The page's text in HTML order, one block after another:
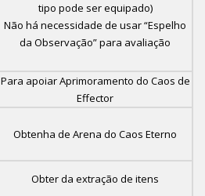
tipo pode ser equipado)
Não há necessidade de usar “Espelho
da Observação” para avaliação
Para apoiar Aprimoramento do Caos de
Effector
Obtenha de Arena do Caos Eterno
Obter da extração de itens